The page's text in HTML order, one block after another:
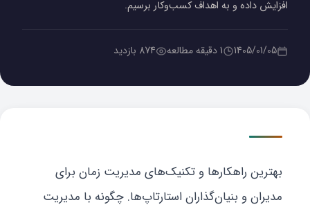
افزایش داده و به اهداف کسب‌وکار برسیم.
1405/01/05 1 دقیقه مطالعه 874 بازدید
بهترین راهکارها و تکنیک‌های مدیریت زمان برای
مدیران و بنیان‌گذاران استارتاپ‌ها. چگونه با مدیریت